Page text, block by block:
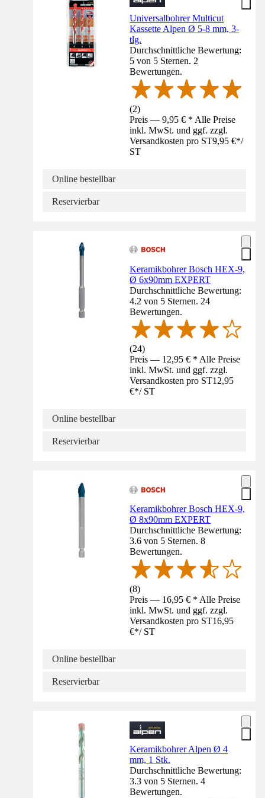
Universalbohrer Multicut
Kassette Alpen Ø 5-8 mm, 3-
tlg.
Durchschnittliche Bewertung:
5 von 5 Sternen. 2
Bewertungen.
(2)
Preis — 9,95 € * Alle Preise
inkl. MwSt. und ggf. zzgl.
Versandkosten pro ST9,95 €*/
ST
Online bestellbar
Reservierbar
Keramikbohrer Bosch HEX-9,
Ø 6x90mm EXPERT
Durchschnittliche Bewertung:
4.2 von 5 Sternen. 24
Bewertungen.
(24)
Preis — 12,95 € * Alle Preise
inkl. MwSt. und ggf. zzgl.
Versandkosten pro ST12,95
€*/ ST
Online bestellbar
Reservierbar
Keramikbohrer Bosch HEX-9,
Ø 8x90mm EXPERT
Durchschnittliche Bewertung:
3.6 von 5 Sternen. 8
Bewertungen.
(8)
Preis — 16,95 € * Alle Preise
inkl. MwSt. und ggf. zzgl.
Versandkosten pro ST16,95
€*/ ST
Online bestellbar
Reservierbar
Keramikbohrer Alpen Ø 4
mm, 1 Stk.
Durchschnittliche Bewertung:
3.3 von 5 Sternen. 4
Bewertungen.